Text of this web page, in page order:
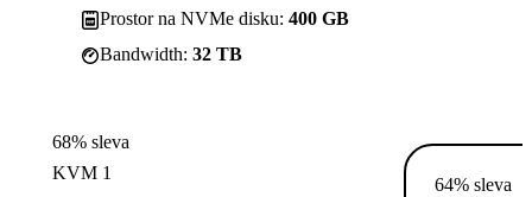
Prostor na NVMe disku: 400 GB
Bandwidth: 32 TB
68% sleva
KVM 1
64% sleva